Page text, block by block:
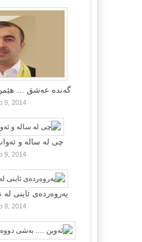
گه‌نده‌ عه‌شق …
9, 2014
چی لە سالە و
9, 2014
پەروەردەی ئاینی لە
9, 2014